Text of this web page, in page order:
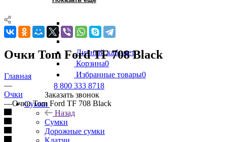
Личный кабинет
Корзина0
Избранные товары0
8 800 333 8718
Заказать звонок
Сумки
Назад
Сумки
Дорожные сумки
Клатчи
Очки Tom Ford TF 708 Black
Главная
—
Очки
—Очки Tom Ford TF 708 Black